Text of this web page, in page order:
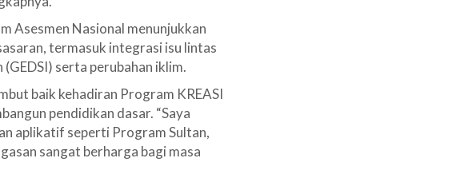
Asesmen Nasional menunjukkan
termasuk integrasi isu lintas
serta perubahan iklim.
baik kehadiran Program KREASI
pendidikan dasar. “Saya
aplikatif seperti Program Sultan,
sangat berharga bagi masa